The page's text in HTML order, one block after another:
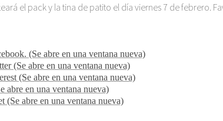
el pack y la tina de patito el día viernes 7 de febrero.
(Se abre en una ventana nueva)
(Se abre en una ventana nueva)
(Se abre en una ventana nueva)
abre en una ventana nueva)
(Se abre en una ventana nueva)